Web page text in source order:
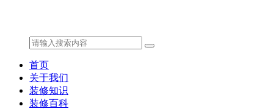
首页
关于我们
装修知识
装修百科